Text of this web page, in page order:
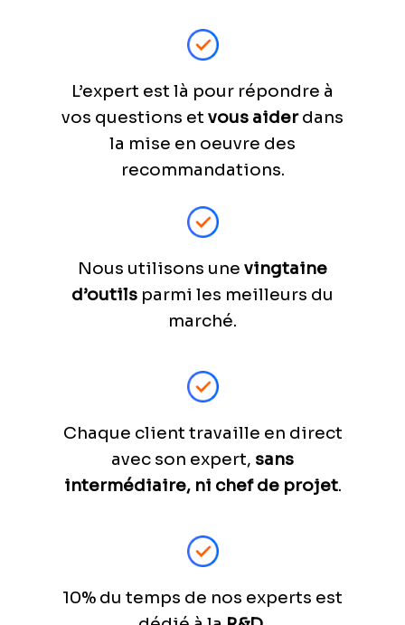
L’expert est là pour répondre à
vos questions et vous aiderdans
la mise en oeuvre des
recommandations.
Nous utilisons une vingtaine
d’outils parmi les meilleurs du
marché.
Chaque client travaille en direct
avec son expert, sans
intermédiaire, ni chef de projet.
10% du temps de nos experts est